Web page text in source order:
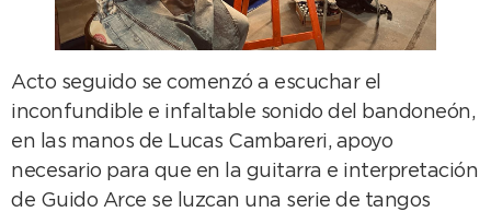
Acto seguido se comenzó a escuchar el
inconfundible e infaltable sonido del bandoneón,
en las manos de Lucas Cambareri, apoyo
necesario para que en la guitarra e interpretación
de Guido Arce se luzcan una serie de tangos